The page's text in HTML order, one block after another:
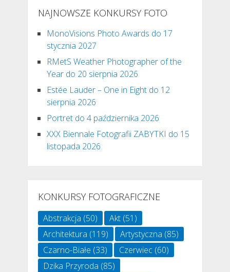
NAJNOWSZE KONKURSY FOTO
MonoVisions Photo Awards do 17
stycznia 2027
RMetS Weather Photographer of the
Year do 20 sierpnia 2026
Estée Lauder – One in Eight do 12
sierpnia 2026
Portret do 4 października 2026
XXX Biennale Fotografii ZABYTKI do 15
listopada 2026
KONKURSY FOTOGRAFICZNE
Abstrakcja (50) Akt(51)
Architektura (119) Artystyczna (85)
Czarno-Białe (33) Czerwiec(60)
Dzika Przyroda (85)